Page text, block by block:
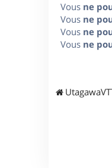
Vous ne
Vous ne
Vous ne
Vous ne